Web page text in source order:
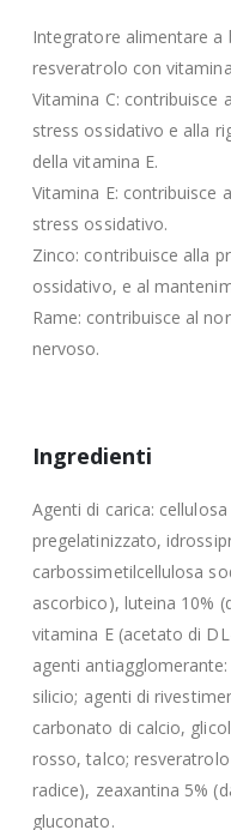
Integratore alimentare a
resveratrolo con
Vitamina C: contribuisce
stress ossidativo e alla
della vitamina E.
Vitamina E: contribuisce
stress ossidativo.
Zinco: contribuisce alla
ossidativo, e al
Rame: contribuisce al
nervoso.
Ingredienti
Agenti di carica:
pregelatinizzato,
carbossimetilcellulosa
ascorbico), luteina 10%
vitamina E (acetato di
agenti
silicio; agenti di
carbonato di calcio,
rosso, talco;
radice), zeaxantina 5%
gluconato.